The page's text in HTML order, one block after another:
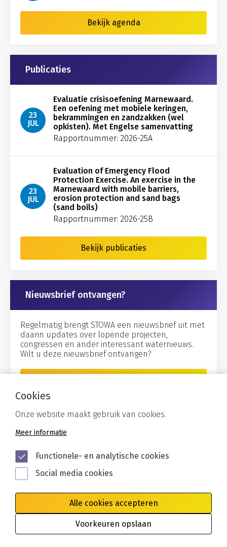
Bekijk agenda
Publicaties
23
JUL
Evaluatie crisisoefening Marnewaard.
Een oefening met mobiele keringen,
bekrammingen en zandzakken (wel
opkisten). Met Engelse samenvatting
Rapportnummer: 2026-25A
23
JUL
Evaluation of Emergency Flood
Protection Exercise. An exercise in the
Marnewaard with mobile barriers,
erosion protection and sand bags
(sand boils)
Rapportnummer: 2026-25B
Bekijk publicaties
Nieuwsbrief ontvangen?
Regelmatig brengt STOWA een nieuwsbrief uit met
daarin updates over lopende projecten,
congressen en ander interessant waternieuws.
Wilt u deze nieuwsbrief ontvangen?
Algemene voorwaarden Privacy
Cookies
Disclaimer
Cookies
Onze website maakt gebruik van cookies.
Meer informatie
Functionele- en analytische cookies
Social media cookies
Alle cookies accepteren
Voorkeuren opslaan